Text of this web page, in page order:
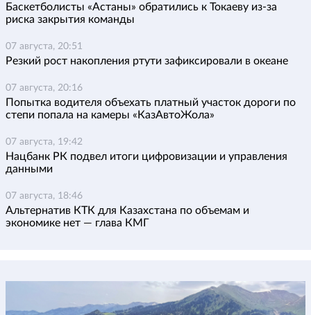
Баскетболисты «Астаны» обратились к Токаеву из-за
риска закрытия команды
07 августа, 20:51
Резкий рост накопления ртути зафиксировали в океане
07 августа, 20:16
Попытка водителя объехать платный участок дороги по
степи попала на камеры «КазАвтоЖола»
07 августа, 19:42
Нацбанк РК подвел итоги цифровизации и управления
данными
07 августа, 18:46
Альтернатив КТК для Казахстана по объемам и
экономике нет — глава КМГ